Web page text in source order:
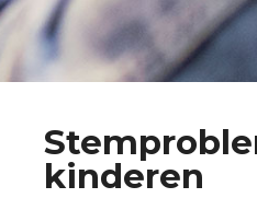
kinderen